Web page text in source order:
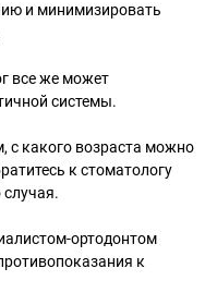
и минимизировать
все же может
системы.
с какого возраста можно
к стоматологу
ортодонтом
к